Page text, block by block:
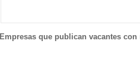
Empresas que publican vacantes